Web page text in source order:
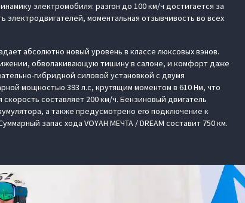
электромобиля: разгон до 100 км/ч достигается за
электродвигателей, моментальная отзывчивость во всех
абсолютно новый уровень в классе люксовых вэнов.
обволакивающую тишину в салоне, и комфорт даже
гибридной силовой установкой с двумя
мощностью 393 л.с, крутящим моментом в 610 Нм, что
составляет 200 км/ч. Бензиновый двигатель
а также предусмотрено его подключение к
запас хода VOYAH МЕЧТА / DREAM составит 750 км.